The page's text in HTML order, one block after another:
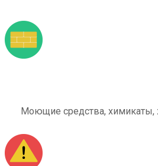
Моющие средства, химикаты,